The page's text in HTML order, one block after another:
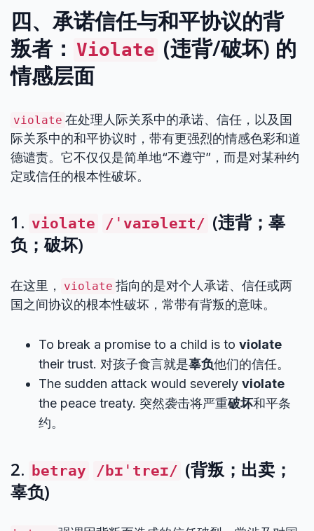
四、承诺信任与和平协议的背
叛者： Violate (违背/破坏) 的
情感层面
violate 在处理人际关系中的承诺、信任，以及国
际关系中的和平协议时，带有更强烈的情感色彩和道
德谴责。它不仅仅是简单地“不遵守”，而是对某种约
定或信任的根本性破坏。
1. violate /ˈvaɪəleɪt/ (违背；辜
负；破坏)
在这里， violate 指向的是对个人承诺、信任或两
国之间协议的根本性破坏，常带有背叛的意味。
To break a promise to a child is to violate
their trust. 对孩子食言就是辜负他们的信任。
The sudden attack would severely violate
the peace treaty. 突然袭击将严重破坏和平条
约。
2. betray /bɪˈtreɪ/ (背叛；出卖；
辜负)